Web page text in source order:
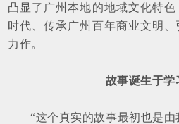
凸显了广州本地的地域文化特
时代、传承广州百年商业文明
力作。
故事诞生于学
“这个真实的故事最初也是